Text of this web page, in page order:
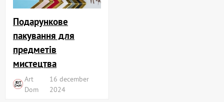
Подарункове
пакування для
предметів
мистецтва
Art
Dom
16 december
2024